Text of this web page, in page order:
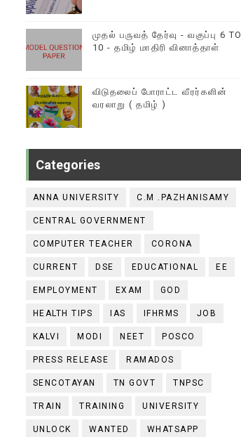
முதல் பருவத் தேர்வு - வகுப்பு 6 TO
10 - தமிழ் மாதிரி வினாத்தாள்
விடுதலைப் போராட்ட வீரர்களின்
வரலாறு ( தமிழ் )
Categories
ANNA UNIVERSITY C.M .PAZHANISAMY
CENTRAL GOVERNMENT
COMPUTER TEACHER CORONA
CURRENT DSE EDUCATIONAL EE
EMPLOYMENT EXAM GOD
HEALTH TIPS IAS IFHRMS JOB
KALVI MODI NEET POSCO
PRESS RELEASE RAMADOS
SENCOTAYAN TN GOVT TNPSC
TRAIN TRAINING UNIVERSITY
UNLOCK WANTED WHATSAPP